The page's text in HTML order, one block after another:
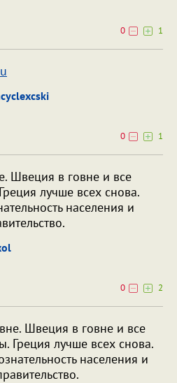
0
1
0
1
Швеция в говне и все
лучше всех снова.
населения и
0
2
Швеция в говне и все
Греция лучше всех снова.
населения и